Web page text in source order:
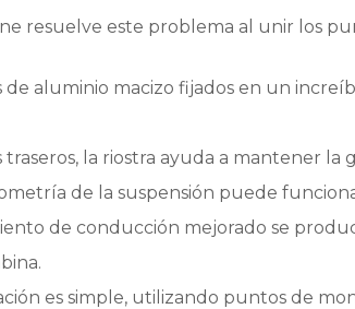
resuelve este problema al unir los
de aluminio macizo fijados en un
la riostra ayuda a mantener la
de la suspensión puede
de conducción mejorado se
es simple, utilizando puntos de